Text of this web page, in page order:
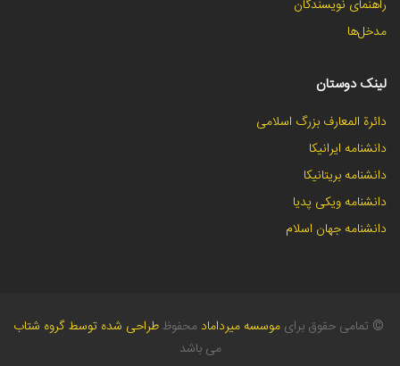
راهنمای نویسندگان
مدخل‌ها
لینک دوستان
دائرة المعارف بزرگ اسلامی
دانشنامه ایرانیکا
دانشنامه بریتانیکا
دانشنامه ویکی پدیا
دانشنامه جهان اسلام
طراحی شده توسط گروه شتاب © تمامی حقوق برای موسسه میرداماد محفوظ
می باشد